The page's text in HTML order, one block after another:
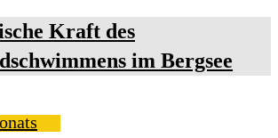
Kraft des
im Bergsee